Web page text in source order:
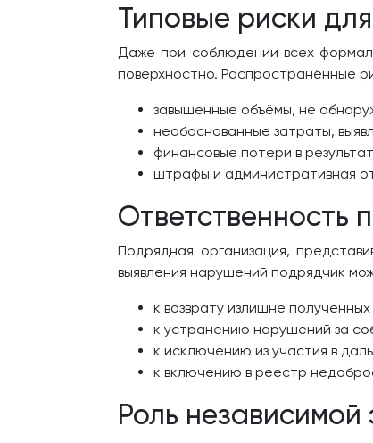
Типовые риски
Даже при соблюдении всех
поверхностно. Распространённые
завышенные объёмы, не
необоснованные затраты,
финансовые потери в
штрафы и административная
Ответственность
Подрядная организация,
выявления нарушений подрядчик
к возврату излишне
к устранению нарушений за
к исключению из участия в
к включению в реестр
Роль независимой